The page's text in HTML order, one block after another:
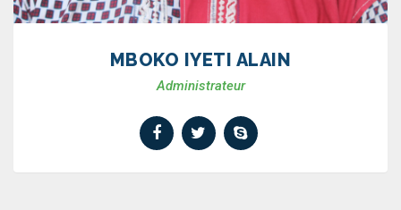
MBOKO IYETI ALAIN
Administrateur